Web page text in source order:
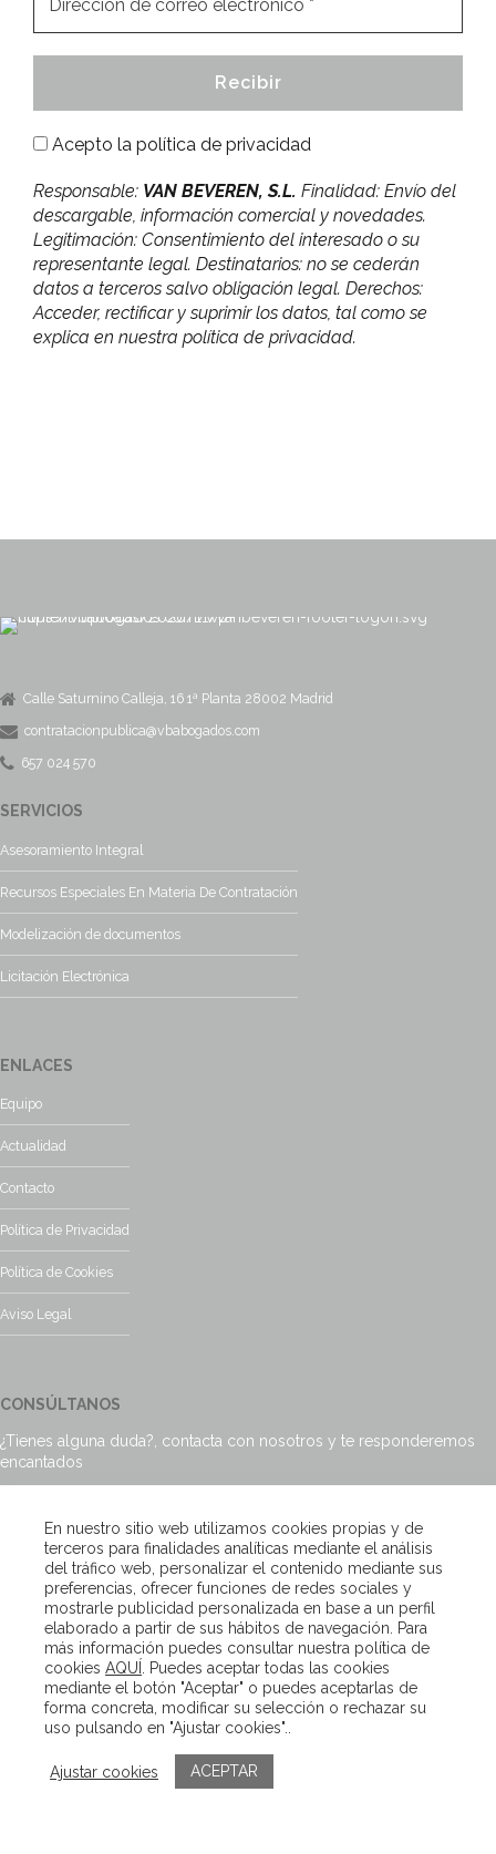
Acepto la política de privacidad
Responsable: VAN BEVEREN, S.L. Finalidad: Envío del
descargable, información comercial y novedades.
Legitimación: Consentimiento del interesado o su
representante legal. Destinatarios: no se cederán
datos a terceros salvo obligación legal. Derechos:
Acceder, rectificar y suprimir los datos, tal como se
explica en nuestra política de privacidad.
Calle Saturnino Calleja, 16 1ª Planta 28002 Madrid
contratacionpublica@vbabogados.com
657 024 570
SERVICIOS
Asesoramiento Integral
Recursos Especiales En Materia De Contratación
Modelización de documentos
Licitación Electrónica
ENLACES
Equipo
Actualidad
Contacto
Política de Privacidad
Política de Cookies
Aviso Legal
CONSÚLTANOS
¿Tienes alguna duda?, contacta con nosotros y te responderemos
encantados
Escríbenos
Copyright – Van Beveren 2020
En nuestro sitio web utilizamos cookies propias y de
terceros para finalidades analíticas mediante el análisis
del tráfico web, personalizar el contenido mediante sus
preferencias, ofrecer funciones de redes sociales y
mostrarle publicidad personalizada en base a un perfil
elaborado a partir de sus hábitos de navegación. Para
más información puedes consultar nuestra política de
cookies AQUÍ
. Puedes aceptar todas las cookies
mediante el botón "Aceptar" o puedes aceptarlas de
forma concreta, modificar su selección o rechazar su
uso pulsando en "Ajustar cookies"..
Ajustar cookies ACEPTAR